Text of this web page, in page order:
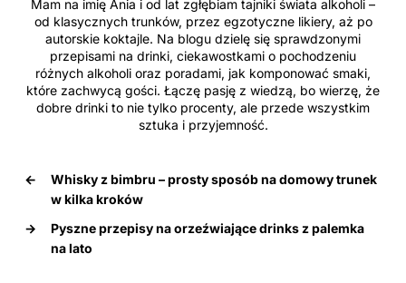
Mam na imię Ania i od lat zgłębiam tajniki świata alkoholi –
od klasycznych trunków, przez egzotyczne likiery, aż po
autorskie koktajle. Na blogu dzielę się sprawdzonymi
przepisami na drinki, ciekawostkami o pochodzeniu
różnych alkoholi oraz poradami, jak komponować smaki,
które zachwycą gości. Łączę pasję z wiedzą, bo wierzę, że
dobre drinki to nie tylko procenty, ale przede wszystkim
sztuka i przyjemność.
←
Whisky z bimbru – prosty sposób na domowy trunek
w kilka kroków
→
Pyszne przepisy na orzeźwiające drinks z palemka
na lato